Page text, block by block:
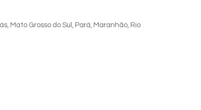
Mato Grosso do Sul, Pará, Maranhão, Rio